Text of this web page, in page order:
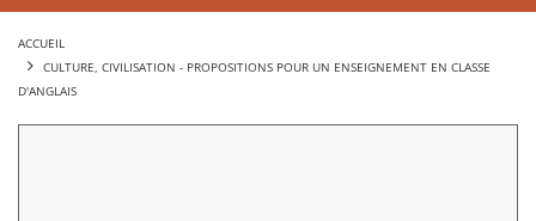
ACCUEIL
CULTURE, CIVILISATION - PROPOSITIONS POUR UN ENSEIGNEMENT EN CLASSE
D'ANGLAIS